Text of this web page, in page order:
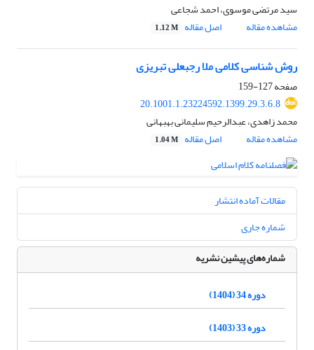
سید مرتضی موسوی، احمد شجاعی
مشاهده مقاله
اصل مقاله 1.12 M
روش شناسی کلامی ملا رجبعلی تبریزی
صفحه127-159
20.1001.1.23224592.1399.29.3.6.8
محمد زاهدی، عبدالرحیم سلیمانی بهبهانی
مشاهده مقاله
اصل مقاله 1.04 M
مقالات آماده انتشار
شماره جاری
شماره‌های پیشین نشریه
دوره 34 (1404)
دوره 33 (1403)